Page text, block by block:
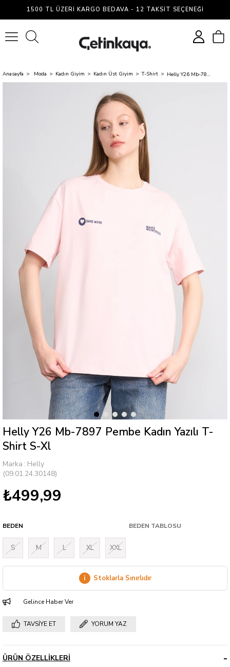
1500 TL ÜZERI KARGO BEDAVA - 12 TAKSIT SEÇENEĞI
Anasayfa Moda Kadın Giyim Kadın Üst Giyim T-Shirt Helly Y26 Mb-7897 Pembe Kadın Yazılı T-Shirt S-Xl
Helly Y26 Mb-7897 Pembe Kadın Yazılı T-
Shirt S-Xl
Marka : Helly
(09.01.24.30148)
₺499,99
BEDEN BEDEN TABLOSU
S M L XL XXL
i Stoklarla Sınırlıdır
Gelince Haber Ver
TAVSIYE ET YORUM YAZ
ÜRÜN ÖZELLIKLERI